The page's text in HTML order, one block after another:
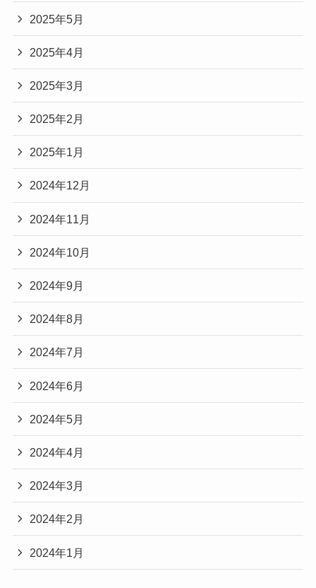
2025年5月
2025年4月
2025年3月
2025年2月
2025年1月
2024年12月
2024年11月
2024年10月
2024年9月
2024年8月
2024年7月
2024年6月
2024年5月
2024年4月
2024年3月
2024年2月
2024年1月